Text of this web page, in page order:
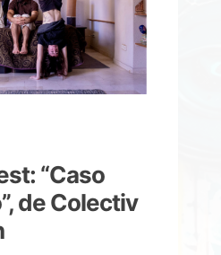
“Caso
de Colectiv